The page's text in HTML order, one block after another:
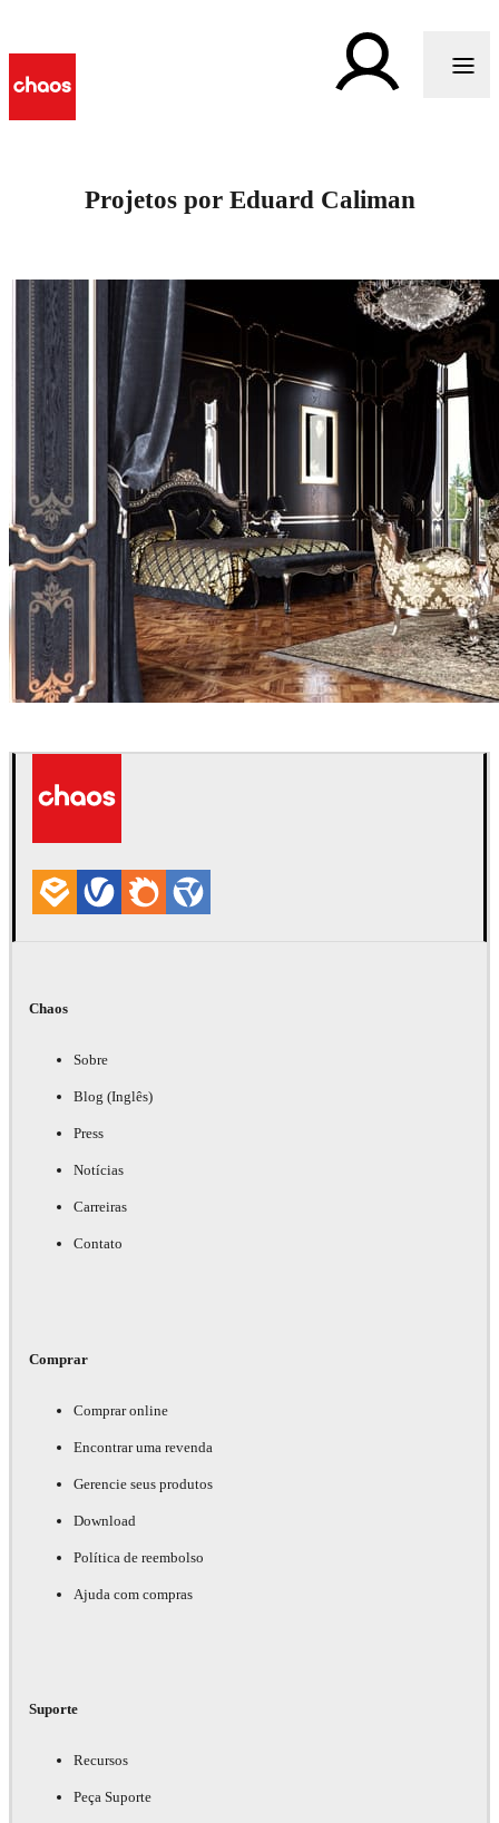
Projetos por Eduard Caliman
Chaos
Sobre
Blog (Inglês)
Press
Notícias
Carreiras
Contato
Comprar
Comprar online
Encontrar uma revenda
Gerencie seus produtos
Download
Política de reembolso
Ajuda com compras
Suporte
Recursos
Peça Suporte